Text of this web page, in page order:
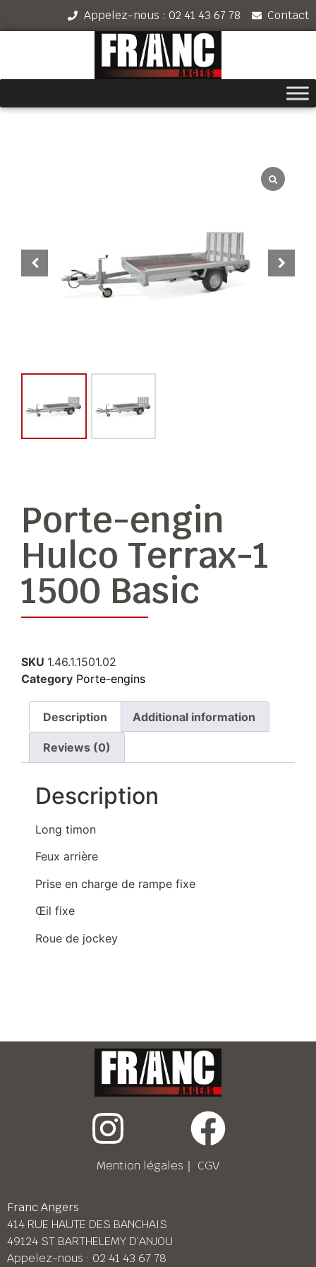
Appelez-nous : 02 41 43 67 78 Contact
Porte-engin
Hulco Terrax-1
1500 Basic
SKU 1.46.1.1501.02
Category Porte-engins
Description Additional information
Reviews (0)
Description
Long timon
Feux arrière
Prise en charge de rampe fixe
Œil fixe
Roue de jockey
Mention légales ｜ CGV
Franc Angers
414 RUE HAUTE DES BANCHAIS
49124 ST BARTHELEMY D’ANJOU
Appelez-nous : 02 41 43 67 78